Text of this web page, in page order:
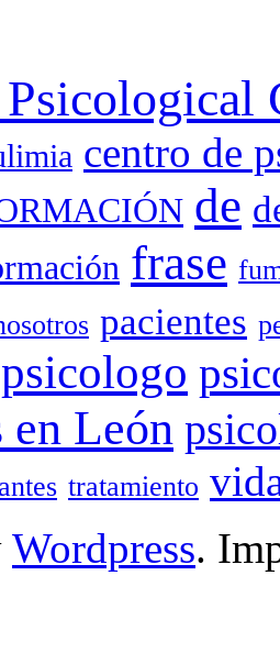
centro de
de
frase
pacientes
psicologo
en León
tratamiento
Wordpress.